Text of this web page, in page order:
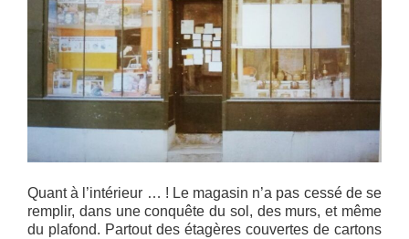
Quant à l’intérieur … ! Le magasin n’a pas cessé de se
remplir, dans une conquête du sol, des murs, et même
du plafond. Partout des étagères couvertes de cartons